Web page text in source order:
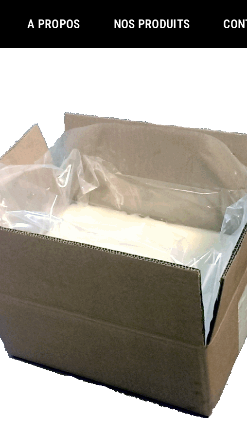
A PROPOS NOS PRODUITS